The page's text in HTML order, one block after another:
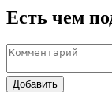
Есть чем
Добавить